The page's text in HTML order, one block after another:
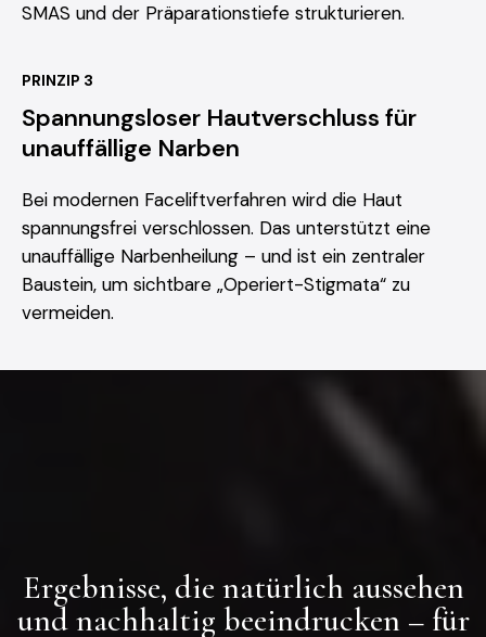
SMAS und der Präparationstiefe strukturieren.
PRINZIP 3
Spannungsloser Hautverschluss für
unauffällige Narben
Bei modernen Faceliftverfahren wird die Haut
spannungsfrei verschlossen. Das unterstützt eine
unauffällige Narbenheilung – und ist ein zentraler
Baustein, um sichtbare „Operiert-Stigmata“ zu
vermeiden.
Ergebnisse, die natürlich aussehen
und nachhaltig beeindrucken – für